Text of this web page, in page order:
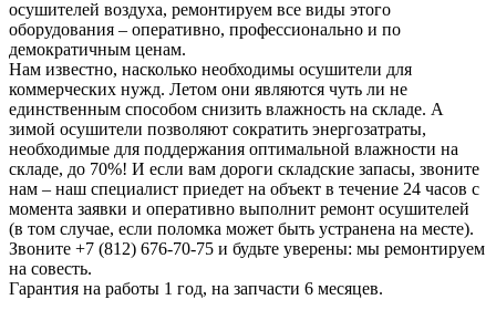
осушителей воздуха, ремонтируем все виды этого
оборудования – оперативно, профессионально и по
демократичным ценам.
Нам известно, насколько необходимы осушители для
коммерческих нужд. Летом они являются чуть ли не
единственным способом снизить влажность на складе. А
зимой осушители позволяют сократить энергозатраты,
необходимые для поддержания оптимальной влажности на
складе, до 70%! И если вам дороги складские запасы, звоните
нам – наш специалист приедет на объект в течение 24 часов с
момента заявки и оперативно выполнит ремонт осушителей
(в том случае, если поломка может быть устранена на месте).
Звоните +7 (812) 676-70-75 и будьте уверены: мы ремонтируем
на совесть.
Гарантия на работы 1 год, на запчасти 6 месяцев.